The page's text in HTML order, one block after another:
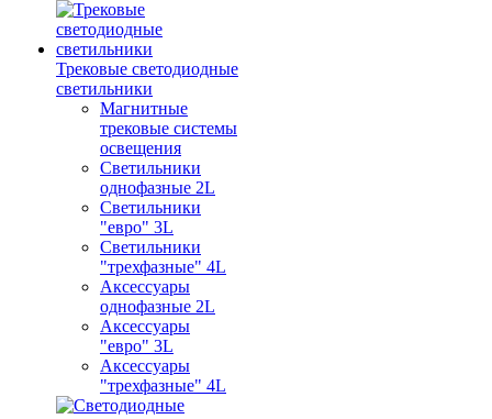
Трековые светодиодные
светильники
Магнитные
трековые системы
освещения
Светильники
однофазные 2L
Светильники
"евро" 3L
Светильники
"трехфазные" 4L
Аксессуары
однофазные 2L
Аксессуары
"евро" 3L
Аксессуары
"трехфазные" 4L